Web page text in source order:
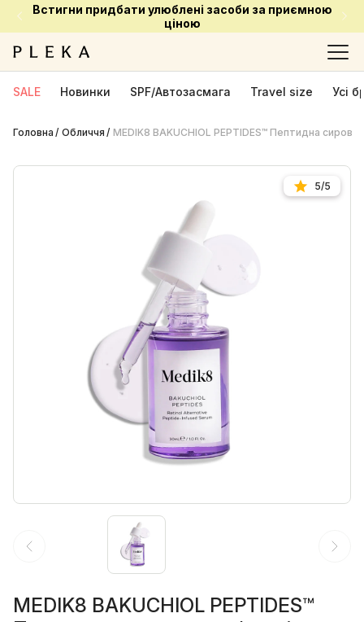
Встигни придбати улюблені засоби за приємною
ціною
SALE Новинки SPF/Автозасмага Travel size Усі
Головна Обличчя MEDIK8 BAKUCHIOL PEPTIDES™ Пептидна
5/5
MEDIK8 BAKUCHIOL PEPTIDES™